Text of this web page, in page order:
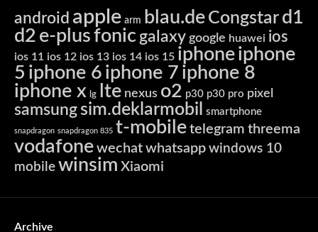
android apple arm blau.de Congstar d1
d2 e-plusfonic galaxy google huawei ios
ios 11 ios 12 ios 13 ios 14 ios 15 iphoneiphone
5 iphone 6 iphone 7 iphone 8
iphone x lg lte nexus o2 p30 p30 pro pixel
samsung sim.deklarmobil smartphone
snapdragon snapdragon 835 t-mobile telegram threema
vodafone wechat whatsapp windows 10
mobile winsim Xiaomi
Archive